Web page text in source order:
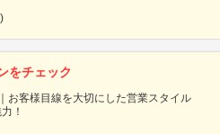
をチェック
客様目線を大切にした営業スタイル
！